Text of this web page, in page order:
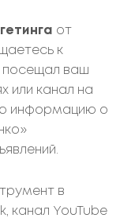
от
к
посещал ваш
или канал на
информацию о
в
канал YouTube